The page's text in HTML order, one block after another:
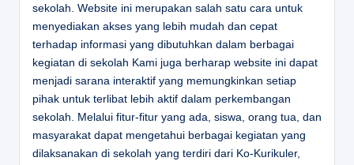
sekolah. Website ini merupakan salah satu cara untuk
menyediakan akses yang lebih mudah dan cepat
terhadap informasi yang dibutuhkan dalam berbagai
kegiatan di sekolah Kami juga berharap website ini dapat
menjadi sarana interaktif yang memungkinkan setiap
pihak untuk terlibat lebih aktif dalam perkembangan
sekolah. Melalui fitur-fitur yang ada, siswa, orang tua, dan
masyarakat dapat mengetahui berbagai kegiatan yang
dilaksanakan di sekolah yang terdiri dari Ko-Kurikuler,